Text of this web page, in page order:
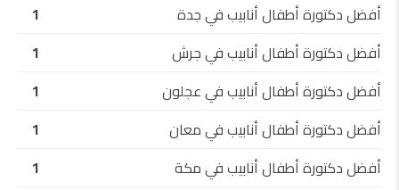
أفضل دكتورة أطفال أنابيب في جدة
1
أفضل دكتورة أطفال أنابيب في جرش
1
أفضل دكتورة أطفال أنابيب في عجلون
1
أفضل دكتورة أطفال أنابيب في معان
1
أفضل دكتورة أطفال أنابيب في مكة
1